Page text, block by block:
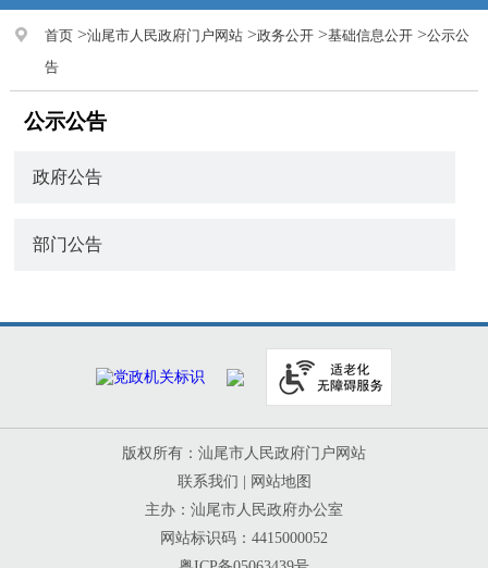
首页>汕尾市人民政府门户网站>政务公开>基础信息公开>公示公
告
公示公告
政府公告
部门公告
版权所有：汕尾市人民政府门户网站
联系我们
网站地图
主办：汕尾市人民政府办公室
网站标识码：4415000052